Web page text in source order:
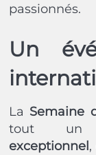
passionnés.
Un
La Semaine
tout
exceptionnel